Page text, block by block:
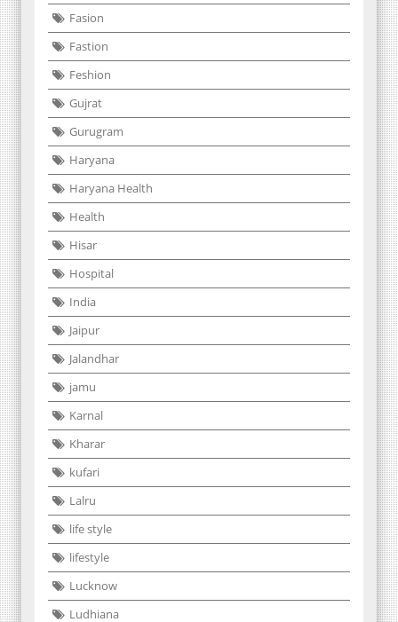
Fasion
Fastion
Feshion
Gujrat
Gurugram
Haryana
Haryana Health
Health
Hisar
Hospital
India
Jaipur
Jalandhar
jamu
Karnal
Kharar
kufari
Lalru
life style
lifestyle
Lucknow
Ludhiana